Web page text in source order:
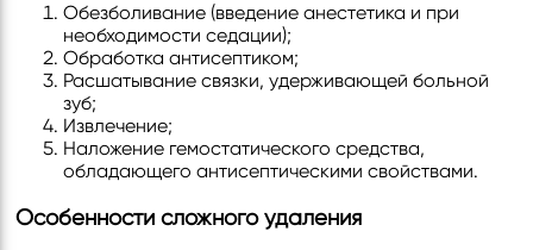
Обезболивание (введение анестетика и при
необходимости седации);
Обработка антисептиком;
Расшатывание связки, удерживающей больной
зуб;
Извлечение;
Наложение гемостатического средства,
обладающего антисептическими свойствами.
Особенности сложного удаления